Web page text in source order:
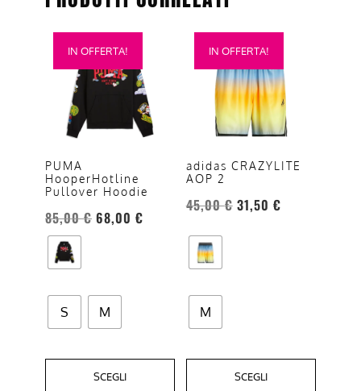
IN OFFERTA!
PUMA
HooperHotline
Pullover Hoodie
85,00€ 68,00 €
S M
SCEGLI
Questo
prodotto
varianti.
opzioni
possono
scelte
nella
pagina
prodotto
IN OFFERTA!
adidas CRAZYLITE
AOP 2
45,00€ 31,50 €
M
SCEGLI
Questo
prodotto
varianti.
opzioni
possono
essere
nella
pagina
prodotto